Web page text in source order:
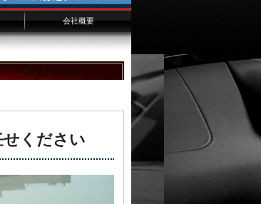
会社概要
千葉からのお客様へ
横浜からのお客様へ
埼玉からのお客様へ
せください